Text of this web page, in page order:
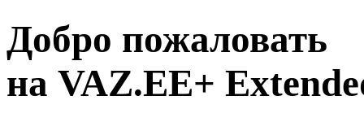
Добро пожаловать
на VAZ.EE+